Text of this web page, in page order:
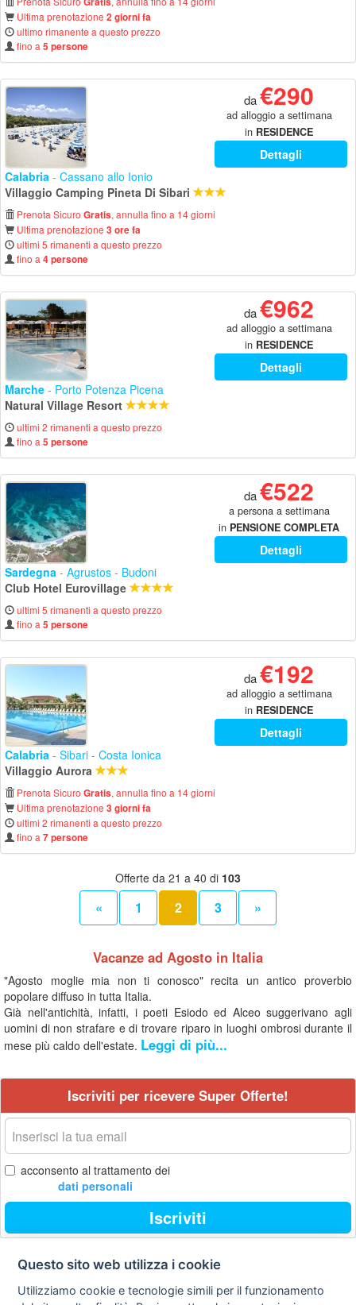
Ultima prenotazione 2 giorni fa
ultimo rimanente a questo prezzo
fino a 5 persone
da€290
ad alloggio a settimana
in RESIDENCE
Dettagli
Calabria - Cassano allo Ionio
Villaggio Camping Pineta Di Sibari
Prenota Sicuro Gratis, annulla fino a 14 giorni
Ultima prenotazione 3 ore fa
ultimi 5 rimanenti a questo prezzo
fino a 4 persone
da€962
ad alloggio a settimana
in RESIDENCE
Dettagli
Marche - Porto Potenza Picena
Natural Village Resort
ultimi 2 rimanenti a questo prezzo
fino a 5 persone
da€522
a persona a settimana
in PENSIONE COMPLETA
Dettagli
Sardegna - Agrustos - Budoni
Club Hotel Eurovillage
ultimi 5 rimanenti a questo prezzo
fino a 5 persone
da€192
ad alloggio a settimana
in RESIDENCE
Dettagli
Calabria - Sibari - Costa Ionica
Villaggio Aurora
Prenota Sicuro Gratis, annulla fino a 14 giorni
Ultima prenotazione 3 giorni fa
ultimi 2 rimanenti a questo prezzo
fino a 7 persone
Offerte da 21 a 40 di 103
« 1 2 3 »
Vacanze ad Agosto in Italia
"Agosto moglie mia non ti conosco" recita un antico proverbio
popolare diffuso in tutta Italia.
Già nell'antichità, infatti, i poeti Esiodo ed Alceo suggerivano agli
uomini di non strafare e di trovare riparo in luoghi ombrosi durante il
mese più caldo dell'estate. Leggi di più...
Iscriviti per ricevere Super Offerte!
La
tua
email
acconsento al trattamento dei
dati personali
Iscriviti
Contatti
Privacy
policy
legale
Questo sito web utilizza i cookie
Utilizziamo cookie e tecnologie simili per il funzionamento